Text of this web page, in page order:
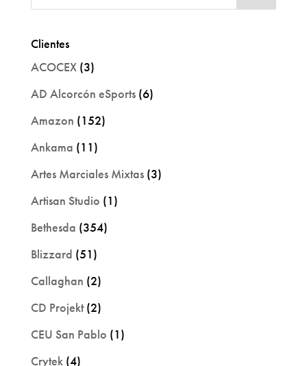
Clientes
ACOCEX(3)
AD Alcorcón eSports(6)
Amazon (152)
Ankama (11)
Artes Marciales Mixtas(3)
Artisan Studio (1)
Bethesda (354)
Blizzard (51)
Callaghan (2)
CD Projekt(2)
CEU San Pablo (1)
Crytek(4)